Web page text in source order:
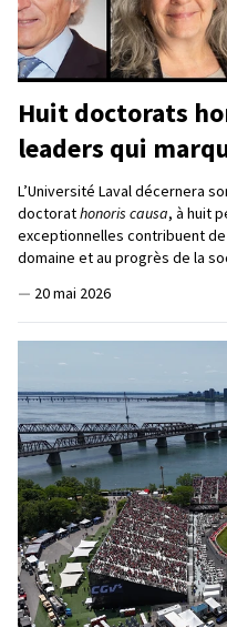
Huit doctorats
leaders qui
L’Université Laval décernera
doctorathonoris causa, à huit
exceptionnelles contribuent
domaine et au progrès de la
— 20 mai 2026